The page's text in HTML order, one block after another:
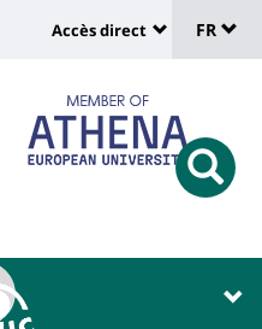
Site
:
Shortcut
links
Accès direct
de
FR